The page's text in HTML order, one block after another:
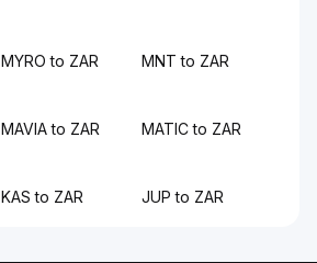
MYRO to ZAR MNT to ZAR
MAVIA to ZAR MATIC to ZAR
KAS to ZAR JUP to ZAR